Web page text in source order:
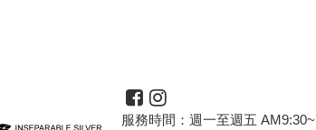
服務時間：週一至週五